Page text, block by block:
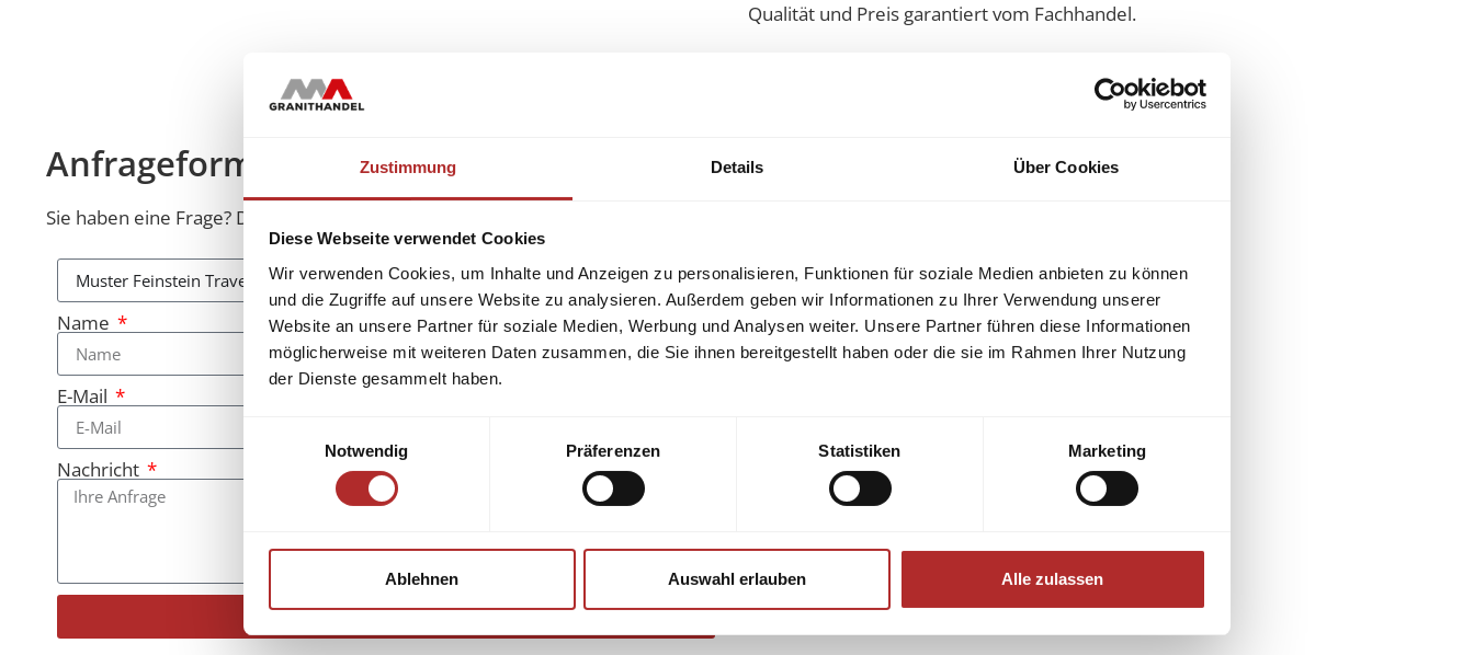
Zustimmung Details Über Cookies
Diese Webseite verwendet Cookies
Wir verwenden Cookies, um Inhalte und Anzeigen zu personalisieren, Funktionen für soziale Medien anbieten zu können
und die Zugriffe auf unsere Website zu analysieren. Außerdem geben wir Informationen zu Ihrer Verwendung unserer
Website an unsere Partner für soziale Medien, Werbung und Analysen weiter. Unsere Partner führen diese Informationen
möglicherweise mit weiteren Daten zusammen, die Sie ihnen bereitgestellt haben oder die sie im Rahmen Ihrer Nutzung
der Dienste gesammelt haben.
Notwendig
Präferenzen Statistiken Marketing
Ablehnen Auswahl erlauben Alle zulassen
Anfrageformular
Sie haben eine Frage? Diese beantworten wir Ihnen gerne.
Name
E-Mail
Nachricht
Qualität und Preis garantiert vom Fachhandel.